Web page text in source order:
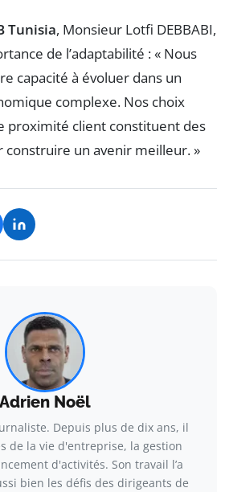
Tunisia, Monsieur Lotfi DEBBABI,
de l’adaptabilité : « Nous
capacité à évoluer dans un
complexe. Nos choix
proximité client constituent des
un avenir meilleur. »
Adrien Noël
Depuis plus de dix ans, il
de la vie d'entreprise, la gestion
d'activités. Son travail l’a
bien les défis des dirigeants de